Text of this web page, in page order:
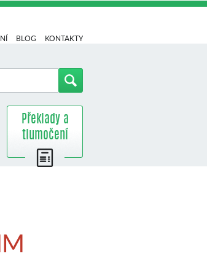
BLOG KONTAKTY
Překlady a
tlumočení